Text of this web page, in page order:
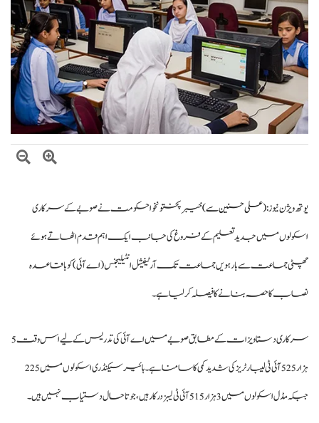
صومالی وزیر دفاع کا اعلیٰ عسکری قیادت سے ملاقات، دفاعی تعاون بڑھانے پر
اتفاق
یوتھ ویژن نیوز :(علی حسنین سے)خیبرپختونخوا حکومت نے صوبے کے سرکاری
اسکولوں میں جدید تعلیم کے فروغ کی جانب ایک اہم قدم اٹھاتے ہوئے
چھٹی جماعت سے بارہویں جماعت تک آرٹیفیشل انٹیلیجنس (اے آئی) کو باقاعدہ
نصاب کا حصہ بنانے کا فیصلہ کر لیا ہے۔
سرکاری دستاویزات کے مطابق صوبے میں اے آئی کی تدریس کے لیے اس وقت 5
ہزار 525 آئی ٹی لیبارٹریز کی شدید کمی کا سامنا ہے۔ ہائیر سیکنڈری اسکولوں میں 225
جبکہ مڈل اسکولوں میں 3 ہزار 515 آئی ٹی لیبز درکار ہیں، جو تاحال دستیاب نہیں ہیں۔